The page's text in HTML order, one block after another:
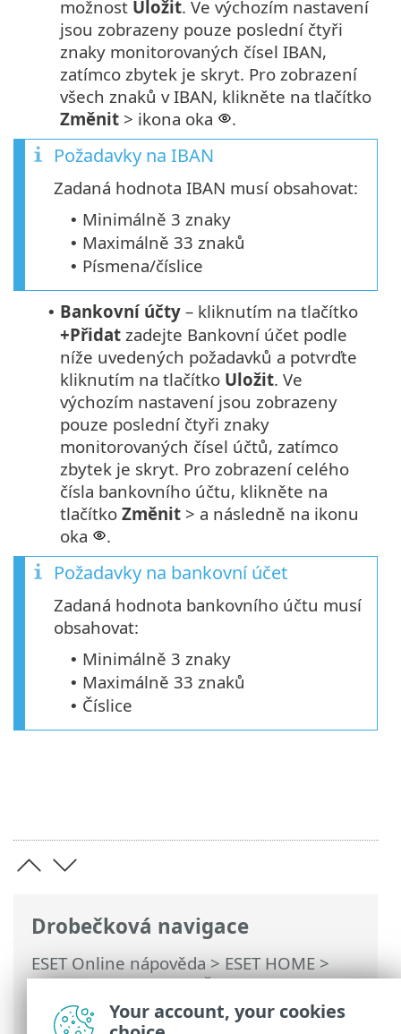
Drobečková navigace
ESET Online nápověda>ESET HOME>
Práce s ESET HOME>Členové>Funkce
ESET přiřazené členovi> Ochrana identity
možnost Uložit. Ve výchozím nastavení
jsou zobrazeny pouze poslední čtyři
znaky monitorovaných čísel IBAN,
zatímco zbytek je skryt. Pro zobrazení
všech znaků v IBAN, klikněte na tlačítko
Změnit > ikona oka .
Požadavky na IBAN
Zadaná hodnota IBAN musí obsahovat:
• Minimálně 3 znaky
• Maximálně 33 znaků
• Písmena/číslice
• Bankovní účty – kliknutím na tlačítko
+Přidat zadejte Bankovní účet podle
níže uvedených požadavků a potvrďte
kliknutím na tlačítko Uložit. Ve
výchozím nastavení jsou zobrazeny
pouze poslední čtyři znaky
monitorovaných čísel účtů, zatímco
zbytek je skryt. Pro zobrazení celého
čísla bankovního účtu, klikněte na
tlačítko Změnit > a následně na ikonu
oka
.
Požadavky na bankovní účet
Zadaná hodnota bankovního účtu musí
obsahovat:
• Minimálně 3 znaky
• Maximálně 33 znaků
• Číslice
Your account, your cookies